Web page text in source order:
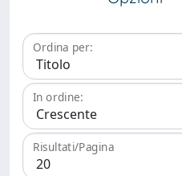
Ordina per:
In ordine:
Risultati/Pagina